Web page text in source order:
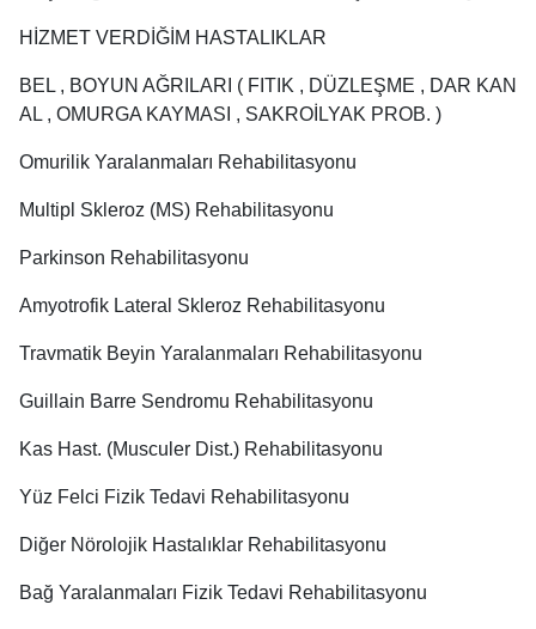
HİZMET VERDİĞİM HASTALIKLAR
BEL , BOYUN AĞRILARI ( FITIK , DÜZLEŞME , DAR KAN
AL , OMURGA KAYMASI , SAKROİLYAK PROB. )
Omurilik Yaralanmaları Rehabilitasyonu
Multipl Skleroz (MS) Rehabilitasyonu
Parkinson Rehabilitasyonu
Amyotrofik Lateral Skleroz Rehabilitasyonu
Travmatik Beyin Yaralanmaları Rehabilitasyonu
Guillain Barre Sendromu Rehabilitasyonu
Kas Hast. (Musculer Dist.) Rehabilitasyonu
Yüz Felci Fizik Tedavi Rehabilitasyonu
Diğer Nörolojik Hastalıklar Rehabilitasyonu
Bağ Yaralanmaları Fizik Tedavi Rehabilitasyonu